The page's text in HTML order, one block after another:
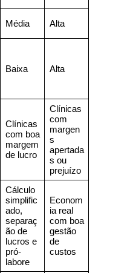
Média Alta
Baixa Alta
Clínicas
com boa
margem
de lucro
Clínicas
com
margen
s
apertada
s ou
prejuízo
Cálculo
simplific
ado,
separaç
ão de
lucros e
pró-
labore
Econom
ia real
com boa
gestão
de
custos